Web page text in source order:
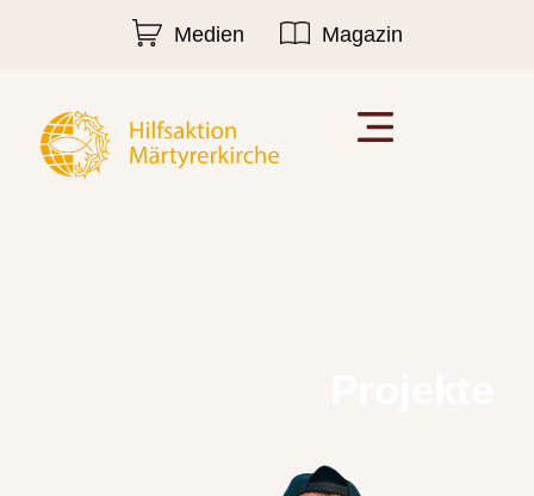
Medien Magazin